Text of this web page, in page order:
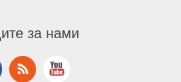
за нами